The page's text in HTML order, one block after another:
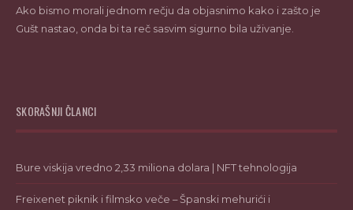
Ako bismo morali jednom rečju da objasnimo kako i zašto je
Gušt nastao, onda bi ta reč sasvim sigurno bila uživanje.
SKORAŠNJI ČLANCI
Bure viskija vredno 2,33 miliona dolara | NFT tehnologija
Freixenet piknik i filmsko veče – Španski mehurići i